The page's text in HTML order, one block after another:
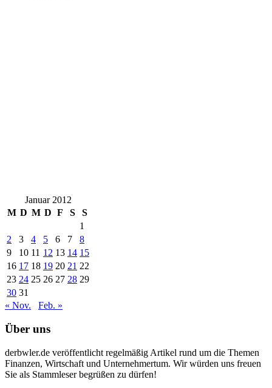
Januar 2012
M D M D F S
S
1
2
3 4 5 6 7
8
9
10 11 12 13 14 15
16 17 18 19 20 21 22
23 24 25 26 27 28 29
30 31
« Nov.
Feb. »
Über uns
derbwler.de veröffentlicht regelmäßig Artikel rund um die Themen
Finanzen, Wirtschaft und Unternehmertum. Wir würden uns freuen
Sie als Stammleser begrüßen zu dürfen!